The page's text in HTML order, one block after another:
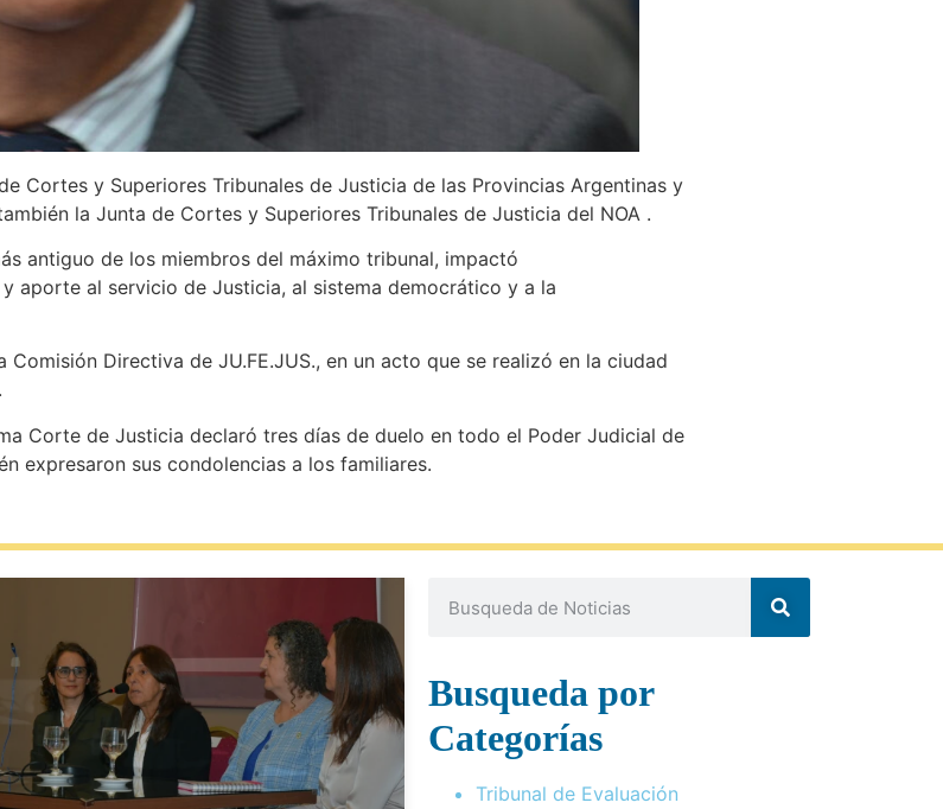
Cortes y Superiores Tribunales de Justicia de las Provincias Argentinas y
la Junta de Cortes y Superiores Tribunales de Justicia del NOA .
antiguo de los miembros del máximo tribunal, impactó
aporte al servicio de Justicia, al sistema democrático y a la
Directiva de JU.FE.JUS., en un acto que se realizó en la ciudad
Corte de Justicia declaró tres días de duelo en todo el Poder Judicial de
expresaron sus condolencias a los familiares.
Busqueda por
Categorías
Tribunal de Evaluación